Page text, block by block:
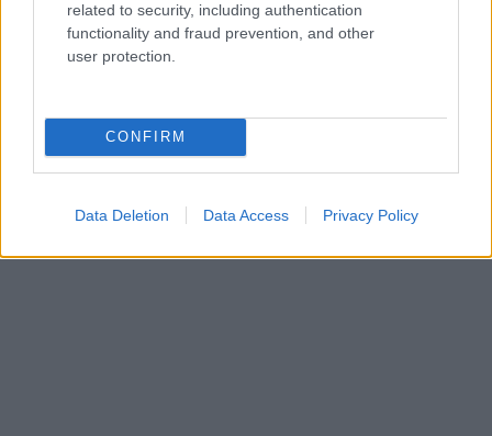
related to security, including authentication
functionality and fraud prevention, and other
user protection.
CONFIRM
Data Deletion Data Access Privacy Policy
Άνοιξε η πλατφόρμα Α21 –
Όλα όσα πρέπει να
γνωρίζετε για τις αιτήσεις
και μάθετε πρώτοι όλες τις ειδήσεις!